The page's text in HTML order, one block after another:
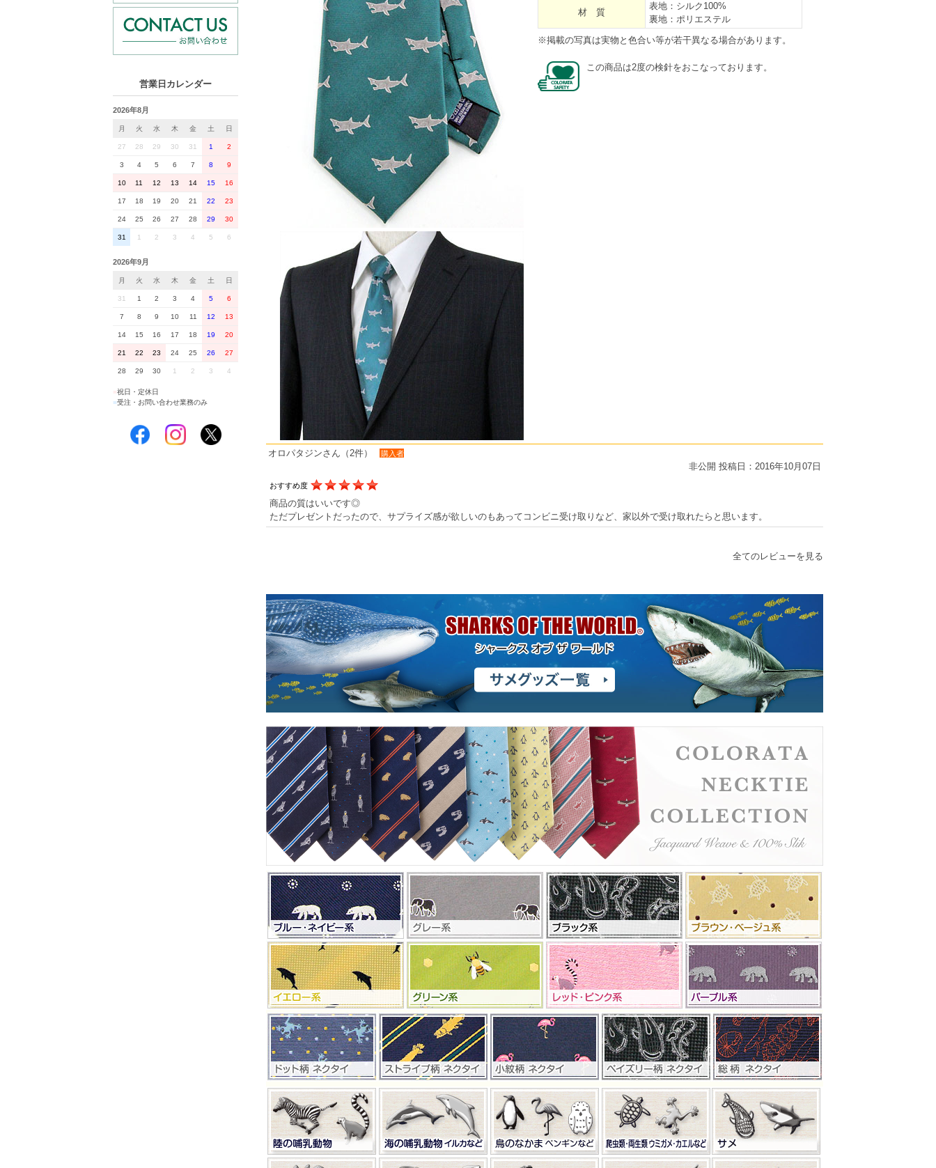
営業日カレンダー
2026年8月
月 火 水 木 金 土 日
27 28 29 30 31 1 2
3 4 5 6 7 8 9
10 11 12 13 14 15 16
17 18 19 20 21 22 23
24 25 26 27 28 29 30
31 1 2 3 4 5 6
2026年9月
月 火 水 木 金 土 日
31 1 2 3 4 5 6
7 8 9 10 11 12 13
14 15 16 17 18 19 20
21 22 23 24 25 26 27
28 29 30 1 2 3 4
祝日・定休日
■受注・お問い合わせ業務のみ
材 質
表地：シルク100%
裏地：ポリエステル
※掲載の写真は実物と色合い等が若干異なる場合があります。
この商品は2度の検針をおこなっております。
オロパタジンさん（2件） 購入者
非公開 投稿日：2016年10月07日
おすすめ度
商品の質はいいです◎
ただプレゼントだったので、サプライズ感が欲しいのもあってコンビニ受け取りなど、家以外で受け取れたらと思います。
全てのレビューを見る